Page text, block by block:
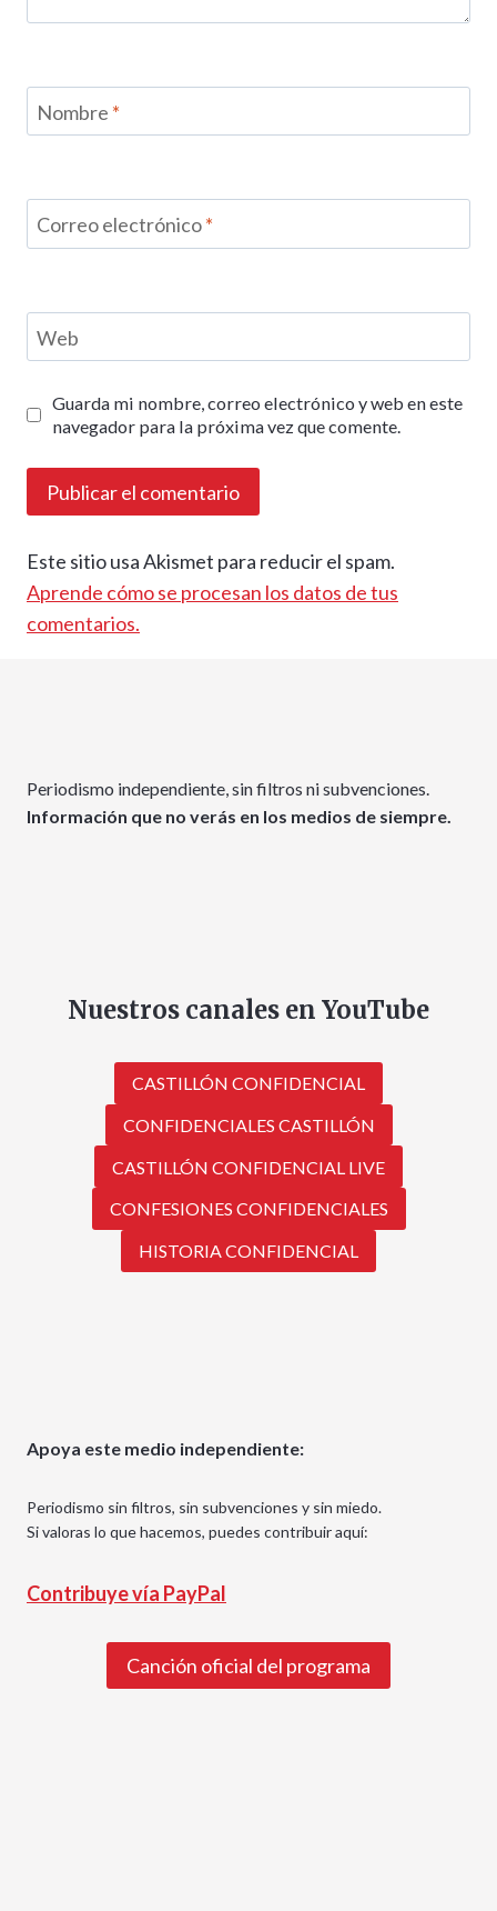
Nombre *
Correo electrónico*
Web
Guarda mi nombre, correo electrónico y web en este
navegador para la próxima vez que comente.
Este sitio usa Akismet para reducir el spam.
Aprende cómo se procesan los datos de tus
comentarios.
Periodismo independiente, sin filtros ni subvenciones.
Información que no verás en los medios de siempre.
Nuestros canales en YouTube
CASTILLÓN CONFIDENCIAL
CONFIDENCIALES CASTILLÓN
CASTILLÓN CONFIDENCIAL LIVE
CONFESIONES CONFIDENCIALES
HISTORIA CONFIDENCIAL
Apoya este medio independiente:
Periodismo sin filtros, sin subvenciones y sin miedo.
Si valoras lo que hacemos, puedes contribuir aquí:
Contribuye vía PayPal
Canción oficial del programa